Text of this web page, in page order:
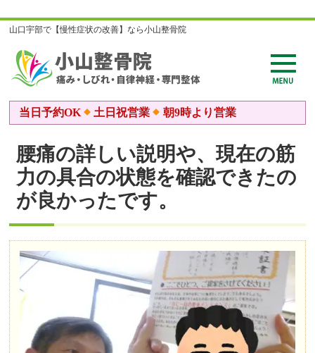
山口宇部で【慢性症状の改善】なら小山整骨院
当日予約OK 土日祝営業 朝9時より営業
腰痛の詳しい説明や、現在の筋
力の具合の状態を確認できたの
が良かったです。